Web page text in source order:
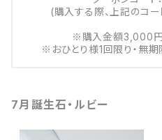
(購入する際、上記のコー
※購入金額3,000円
※おひとり様1回限り・無期
7月誕生石・ルビー